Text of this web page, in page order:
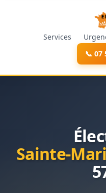
Services
📞 07
Sainte-